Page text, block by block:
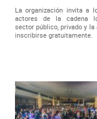
La organización invita a
actores de la cadena
sector público, privado y la
inscribirse gratuitamente.